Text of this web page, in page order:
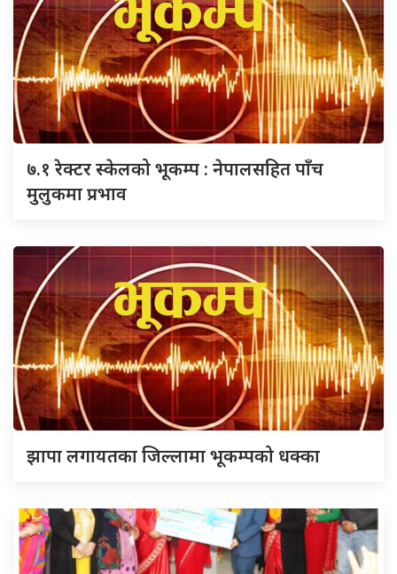
७.१ रेक्टर स्केलको भूकम्प : नेपालसहित पाँच
मुलुकमा प्रभाव
झापा लगायतका जिल्लामा भूकम्पको धक्का